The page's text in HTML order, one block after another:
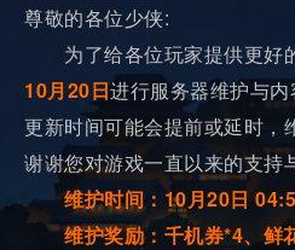
尊敬的各位少侠:
为了给各位玩家提供更好
10月20日进行服务器维护与内
更新时间可能会提前或延时，
谢谢您对游戏一直以来的支持
维护时间：10月20日
维护奖励：千机券*4、鲜